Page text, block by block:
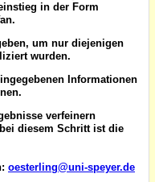
in der Form
um nur diejenigen
wurden.
Informationen
verfeinern
diesem Schritt ist die
oesterling@uni-speyer.de